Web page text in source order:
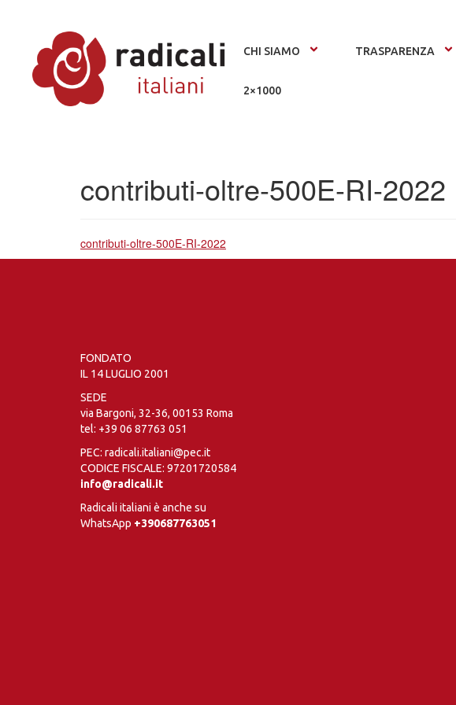
CHI SIAMO TRASPARENZA
2×1000
contributi-oltre-500E-RI-2022
contributi-oltre-500E-RI-2022
FONDATO
IL 14 LUGLIO 2001
SEDE
via Bargoni, 32-36, 00153 Roma
tel: +39 06 87763 051
PEC: radicali.italiani@pec.it
CODICE FISCALE: 97201720584
info@radicali.it
Radicali italiani è anche su
WhatsApp +390687763051